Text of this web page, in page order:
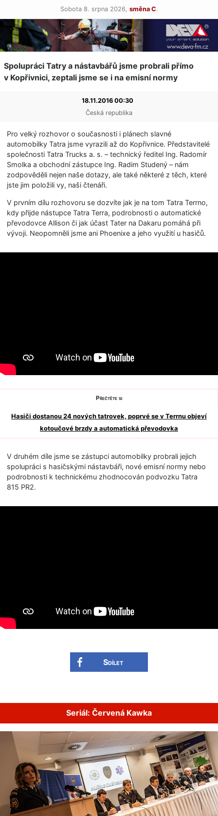
Sobota 8. srpna 2026, směna C.
Spolupráci Tatry a nástavbářů jsme probrali přímo
v Kopřivnici, zeptali jsme se i na emisní normy
18.11.2016 00:30
Česká republika
Pro velký rozhovor o současnosti i plánech slavné
automobilky Tatra jsme vyrazili až do Kopřivnice. Představitelé
společnosti Tatra Trucks a. s. – technický ředitel Ing. Radomír
Smolka a obchodní zástupce Ing. Radim Studený – nám
zodpověděli nejen naše dotazy, ale také některé z těch, které
jste jim položili vy, naši čtenáři.
V prvním dílu rozhovoru se dozvíte jak je na tom Tatra Terrno,
kdy přijde nástupce Tatra Terra, podrobnosti o automatické
převodovce Allison či jak účast Tater na Dakaru pomáhá při
vývoji. Neopomněli jsme ani Phoenixe a jeho využití u hasičů.
Přečtěte si
Hasiči dostanou 24 nových tatrovek, poprvé se v Terrnu objeví
kotoučové brzdy a automatická převodovka
V druhém díle jsme se zástupci automobilky probrali jejich
spolupráci s hasičskými nástavbáři, nové emisní normy nebo
podrobnosti k technickému zhodnocován podvozku Tatra
815 PR2.
Sdílet
Seriál: Červená Kawka